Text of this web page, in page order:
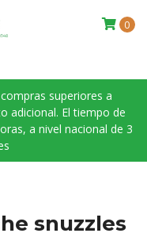
superiores a
adicional. El tiempo de
a nivel nacional de 3
0
snuzzles